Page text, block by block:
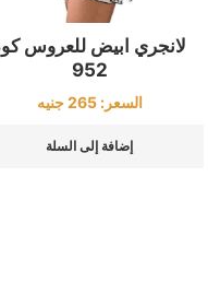
لانجري ابيض للعروس
952
السعر:265 جنيه
إضافة إلى السلة